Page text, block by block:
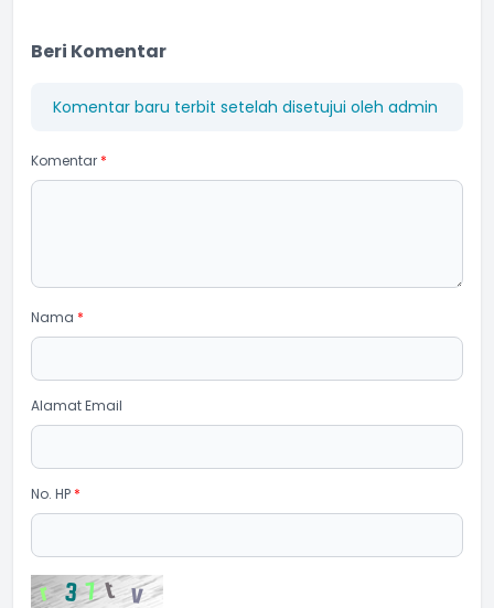
Beri Komentar
Komentar baru terbit setelah disetujui oleh admin
Komentar *
Nama *
Alamat Email
No. HP *